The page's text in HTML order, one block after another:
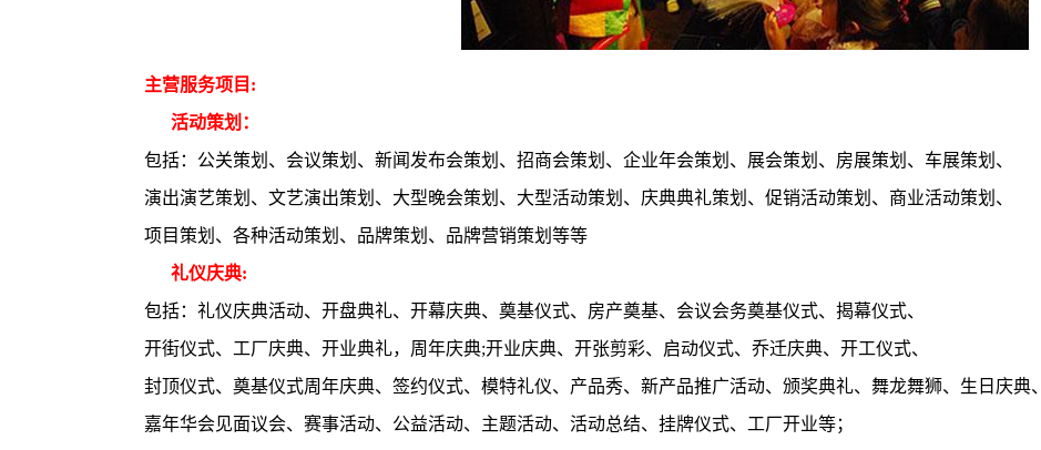
主营服务项目:
活动策划：
包括：公关策划、会议策划、新闻发布会策划、招商会策划、企业年会策划、展会策划、房展策划、车展策划、
演出演艺策划、文艺演出策划、大型晚会策划、大型活动策划、庆典典礼策划、促销活动策划、商业活动策划、
项目策划、各种活动策划、品牌策划、品牌营销策划等等
礼仪庆典:
包括：礼仪庆典活动、开盘典礼、开幕庆典、奠基仪式、房产奠基、会议会务奠基仪式、揭幕仪式、
开街仪式、工厂庆典、开业典礼，周年庆典;开业庆典、开张剪彩、启动仪式、乔迁庆典、开工仪式、
封顶仪式、奠基仪式周年庆典、签约仪式、模特礼仪、产品秀、新产品推广活动、颁奖典礼、舞龙舞狮、生日庆典、
嘉年华会见面议会、赛事活动、公益活动、主题活动、活动总结、挂牌仪式、工厂开业等；